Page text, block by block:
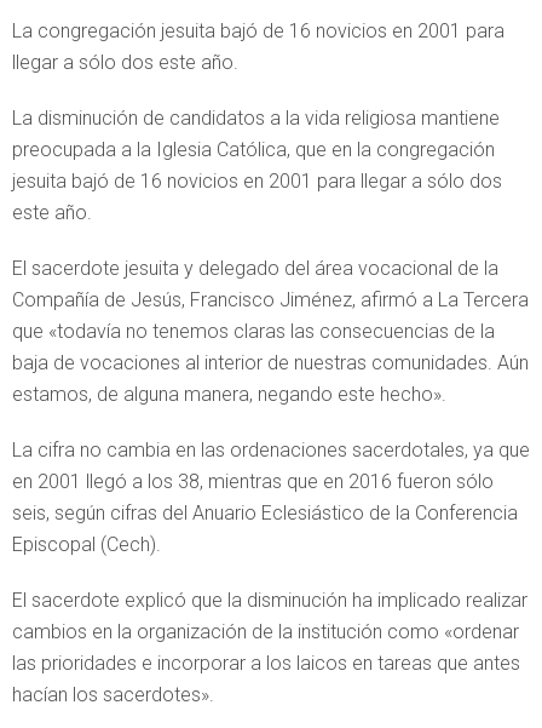
La congregación jesuita bajó de 16 novicios en 2001 para
llegar a sólo dos este año.
La disminución de candidatos a la vida religiosa mantiene
preocupada a la Iglesia Católica, que en la congregación
jesuita bajó de 16 novicios en 2001 para llegar a sólo dos
este año.
El sacerdote jesuita y delegado del área vocacional de la
Compañía de Jesús, Francisco Jiménez, afirmó a La Tercera
que «todavía no tenemos claras las consecuencias de la
baja de vocaciones al interior de nuestras comunidades. Aún
estamos, de alguna manera, negando este hecho».
La cifra no cambia en las ordenaciones sacerdotales, ya que
en 2001 llegó a los 38, mientras que en 2016 fueron sólo
seis, según cifras del Anuario Eclesiástico de la Conferencia
Episcopal (Cech).
El sacerdote explicó que la disminución ha implicado realizar
cambios en la organización de la institución como «ordenar
las prioridades e incorporar a los laicos en tareas que antes
hacían los sacerdotes».